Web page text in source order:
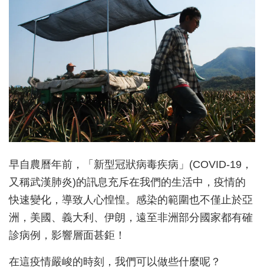
早自農曆年前，「新型冠狀病毒疾病」(COVID-19，
又稱武漢肺炎)的訊息充斥在我們的生活中，疫情的
快速變化，導致人心惶惶。感染的範圍也不僅止於亞
洲，美國、義大利、伊朗，遠至非洲部分國家都有確
診病例，影響層面甚鉅！
在這疫情嚴峻的時刻，我們可以做些什麼呢？